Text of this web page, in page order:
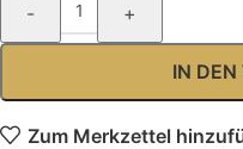
- +
IN DEN
Zum Merkzettel